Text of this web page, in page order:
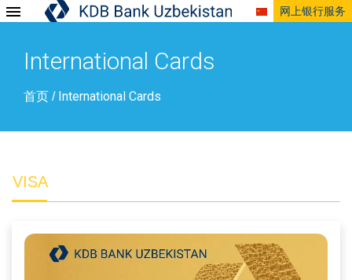
网上银行服务
International Cards
首页 / International Cards
VISA